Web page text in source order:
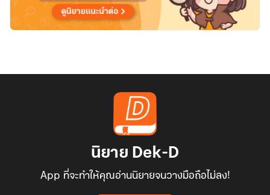
นิยาย Dek-D
App ที่จะทำให้คุณอ่านนิยายจนวางมือถือไม่ลง!